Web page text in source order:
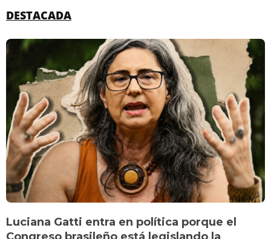
DESTACADA
Luciana Gatti entra en política porque el